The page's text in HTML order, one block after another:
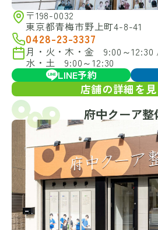
〒198-0032
東京都青梅市野上町4-8-41
0428-23-3337
月・火・木・金 9:00～12:30
水・土 9:00～12:30
LINE予約
店舗の詳細を
府中クーア整